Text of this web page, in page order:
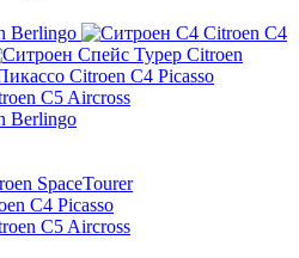
Berlingo
Citroen C4
Citroen
Citroen C4 Picasso
C5 Aircross
Berlingo
SpaceTourer
C4 Picasso
C5 Aircross